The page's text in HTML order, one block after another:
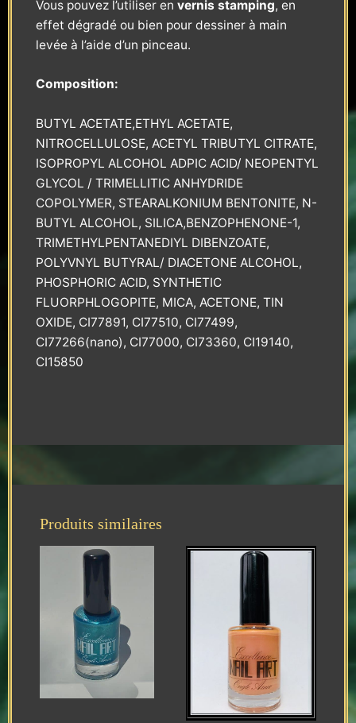
Vous pouvez l’utiliser en vernis stamping, en
effet dégradé ou bien pour dessiner à main
levée à l’aide d’un pinceau.
Composition:
BUTYL ACETATE,ETHYL ACETATE,
NITROCELLULOSE, ACETYL TRIBUTYL CITRATE,
ISOPROPYL ALCOHOL ADPIC ACID/ NEOPENTYL
GLYCOL / TRIMELLITIC ANHYDRIDE
COPOLYMER, STEARALKONIUM BENTONITE, N-
BUTYL ALCOHOL, SILICA,BENZOPHENONE-1,
TRIMETHYLPENTANEDIYL DIBENZOATE,
POLYVNYL BUTYRAL/ DIACETONE ALCOHOL,
PHOSPHORIC ACID, SYNTHETIC
FLUORPHLOGOPITE, MICA, ACETONE, TIN
OXIDE, CI77891, CI77510, CI77499,
CI77266(nano), CI77000, CI73360, CI19140,
CI15850
Produits similaires